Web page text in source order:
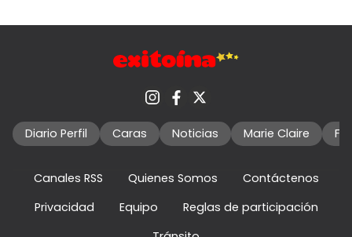
Diario Perfil Caras Noticias Marie Claire
Canales RSS Quienes Somos
Contáctenos
Privacidad
Equipo
Reglas de participación